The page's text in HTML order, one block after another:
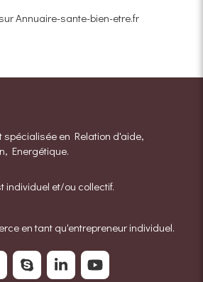
Annuaire-sante-bien-etre.fr
spécialisée en Relation d'aide,
Energétique.
individuel et/ou collectif.
en tant qu'entrepreneur individuel.